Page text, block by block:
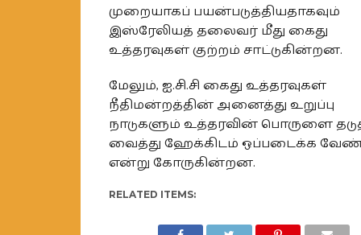
முறையாகப் பயன்படுத்தியதாகவும்
இஸ்ரேலியத் தலைவர் மீது கைது
உத்தரவுகள் குற்றம் சாட்டுகின்றன.
மேலும், ஐ.சி.சி கைது உத்தரவுகள்
நீதிமன்றத்தின் அனைத்து உறுப்பு
நாடுகளும் உத்தரவின் பொருளை
வைத்து ஹேக்கிடம் ஒப்படைக்க
என்று கோருகின்றன.
RELATED ITEMS: